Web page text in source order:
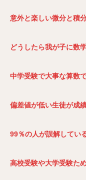
意外と楽しい微分と積
どうしたら我が子に数
中学受験で大事な算数
偏差値が低い生徒が成
99％の人が誤解してい
高校受験や大学受験た